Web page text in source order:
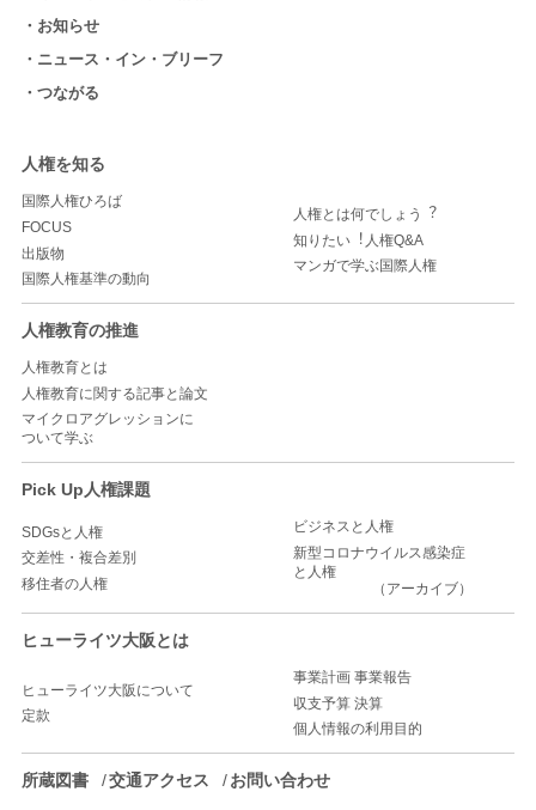
お知らせ
ニュース・イン・ブリーフ
つながる
人権を知る
国際人権ひろば
FOCUS
出版物
国際人権基準の動向
人権とは何でしょう︖
知りたい︕人権Q&A
マンガで学ぶ国際人権
人権教育の推進
人権教育とは
人権教育に関する記事と論文
マイクロアグレッションに
ついて学ぶ
Pick Up人権課題
SDGsと人権
交差性・複合差別
移住者の人権
ビジネスと人権
新型コロナウイルス感染症
と人権
（アーカイブ）
ヒューライツ大阪とは
ヒューライツ大阪について
定款
事業計画 事業報告
収支予算 決算
個人情報の利用目的
所蔵図書 交通アクセス お問い合わせ